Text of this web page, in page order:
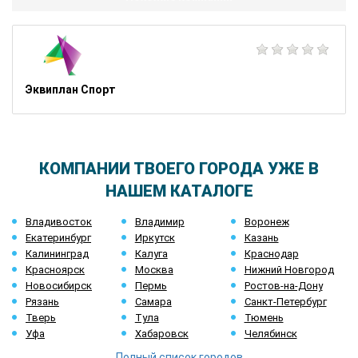
Эквиплан Спорт
КОМПАНИИ ТВОЕГО ГОРОДА УЖЕ В
НАШЕМ КАТАЛОГЕ
Владивосток Владимир
Воронеж
Екатеринбург
Иркутск
Казань
Калининград
Калуга
Краснодар
Красноярск
Москва
Нижний Новгород
Новосибирск
Пермь
Ростов-на-Дону
Рязань
Самара
Санкт-Петербург
Тверь
Тула
Тюмень
Уфа
Хабаровск Челябинск